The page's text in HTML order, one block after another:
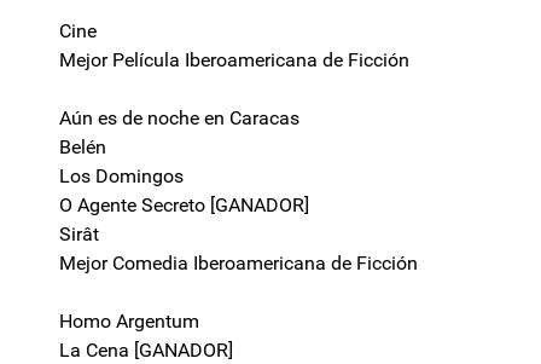
Cine
Mejor Película Iberoamericana de Ficción
Aún es de noche en Caracas
Belén
Los Domingos
O Agente Secreto [GANADOR]
Sirât
Mejor Comedia Iberoamericana de Ficción
Homo Argentum
La Cena [GANADOR]